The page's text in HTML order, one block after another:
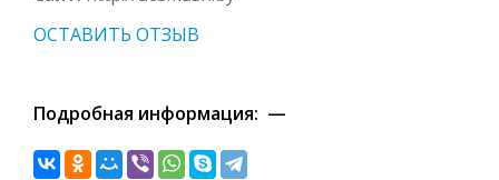
ОСТАВИТЬ ОТЗЫВ
Подробная информация: —